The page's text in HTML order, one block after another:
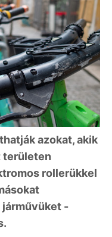
azokat, akik
területen
rollerükkel
-